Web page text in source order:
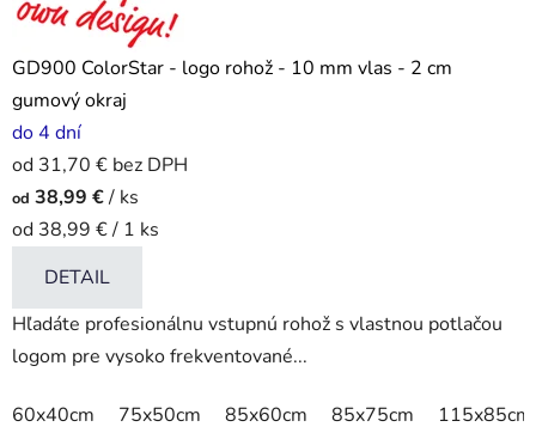
GD900 ColorStar - logo rohož - 10 mm vlas - 2 cm
gumový okraj
do 4 dní
od 31,70 € bez DPH
od 38,99 €/ ks
Jednotková
od 38,99 € / 1 ks
DETAIL
Hľadáte profesionálnu vstupnú rohož s vlastnou potlačou
logom pre vysoko frekventované...
60x40cm 75x50cm 85x60cm 85x75cm
115x85cm